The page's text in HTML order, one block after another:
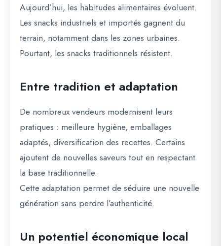
Aujourd’hui, les habitudes alimentaires évoluent.
Les snacks industriels et importés gagnent du
terrain, notamment dans les zones urbaines.
Pourtant, les snacks traditionnels résistent.
Entre tradition et adaptation
De nombreux vendeurs modernisent leurs
pratiques : meilleure hygiène, emballages
adaptés, diversification des recettes. Certains
ajoutent de nouvelles saveurs tout en respectant
la base traditionnelle.
Cette adaptation permet de séduire une nouvelle
génération sans perdre l’authenticité.
Un potentiel économique local